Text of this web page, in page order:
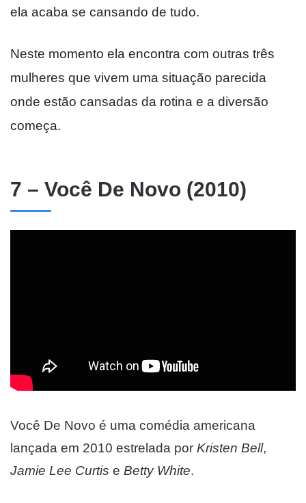
ela acaba se cansando de tudo.
Neste momento ela encontra com outras três
mulheres que vivem uma situação parecida
onde estão cansadas da rotina e a diversão
começa.
7 – Você De Novo (2010)
Você De Novo é uma comédia americana
lançada em 2010 estrelada por Kristen Bell,
Jamie Lee Curtis e Betty White.